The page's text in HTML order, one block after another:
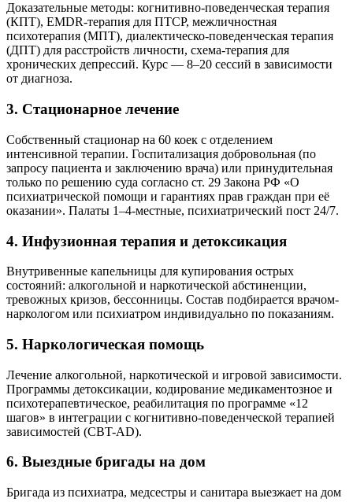
Доказательные методы: когнитивно-поведенческая терапия
(КПТ), EMDR-терапия для ПТСР, межличностная
психотерапия (МПТ), диалектическо-поведенческая терапия
(ДПТ) для расстройств личности, схема-терапия для
хронических депрессий. Курс — 8–20 сессий в зависимости
от диагноза.
3. Стационарное лечение
Собственный стационар на 60 коек с отделением
интенсивной терапии. Госпитализация добровольная (по
запросу пациента и заключению врача) или принудительная
только по решению суда согласно ст. 29 Закона РФ «О
психиатрической помощи и гарантиях прав граждан при её
оказании». Палаты 1–4-местные, психиатрический пост 24/7.
4. Инфузионная терапия и детоксикация
Внутривенные капельницы для купирования острых
состояний: алкогольной и наркотической абстиненции,
тревожных кризов, бессонницы. Состав подбирается врачом-
наркологом или психиатром индивидуально по показаниям.
5. Наркологическая помощь
Лечение алкогольной, наркотической и игровой зависимости.
Программы детоксикации, кодирование медикаментозное и
психотерапевтическое, реабилитация по программе «12
шагов» в интеграции с когнитивно-поведенческой терапией
зависимостей (CBT-AD).
6. Выездные бригады на дом
Бригада из психиатра, медсестры и санитара выезжает на дом